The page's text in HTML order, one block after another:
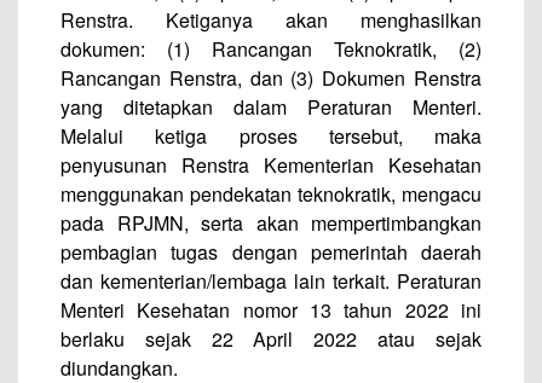
Renstra. Ketiganya akan menghasilkan
dokumen: (1) Rancangan Teknokratik, (2)
Rancangan Renstra, dan (3) Dokumen Renstra
yang ditetapkan dalam Peraturan Menteri.
Melalui ketiga proses tersebut, maka
penyusunan Renstra Kementerian Kesehatan
menggunakan pendekatan teknokratik, mengacu
pada RPJMN, serta akan mempertimbangkan
pembagian tugas dengan pemerintah daerah
dan kementerian/lembaga lain terkait. Peraturan
Menteri Kesehatan nomor 13 tahun 2022 ini
berlaku sejak 22 April 2022 atau sejak
diundangkan.